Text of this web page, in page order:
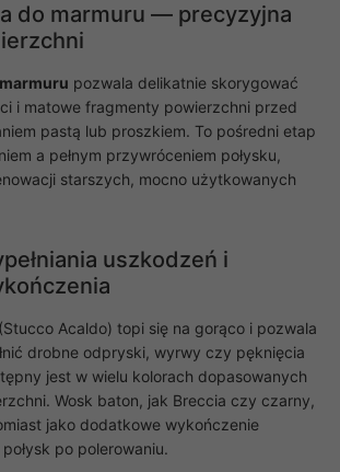
do marmuru — precyzyjna
pozwala delikatnie skorygować
i matowe fragmenty powierzchni przed
pastą lub proszkiem. To pośredni etap
a pełnym przywróceniem połysku,
starszych, mocno użytkowanych
uszkodzeń i
(Stucco Acaldo) topi się na gorąco i pozwala
drobne odpryski, wyrwy czy pęknięcia
jest w wielu kolorach dopasowanych
Wosk baton, jak Breccia czy czarny,
jako dodatkowe wykończenie
po polerowaniu.